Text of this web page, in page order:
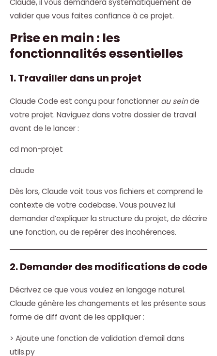
Claude, il vous demandera systématiquement de
valider que vous faites confiance à ce projet.
Prise en main : les
fonctionnalités essentielles
1. Travailler dans un projet
Claude Code est conçu pour fonctionner au seinde
votre projet. Naviguez dans votre dossier de travail
avant de le lancer :
cd mon-projet
claude
Dès lors, Claude voit tous vos fichiers et comprend le
contexte de votre codebase. Vous pouvez lui
demander d’expliquer la structure du projet, de décrire
une fonction, ou de repérer des incohérences.
2. Demander des modifications de code
Décrivez ce que vous voulez en langage naturel.
Claude génère les changements et les présente sous
forme de diff avant de les appliquer :
> Ajoute une fonction de validation d’email dans
utils.py